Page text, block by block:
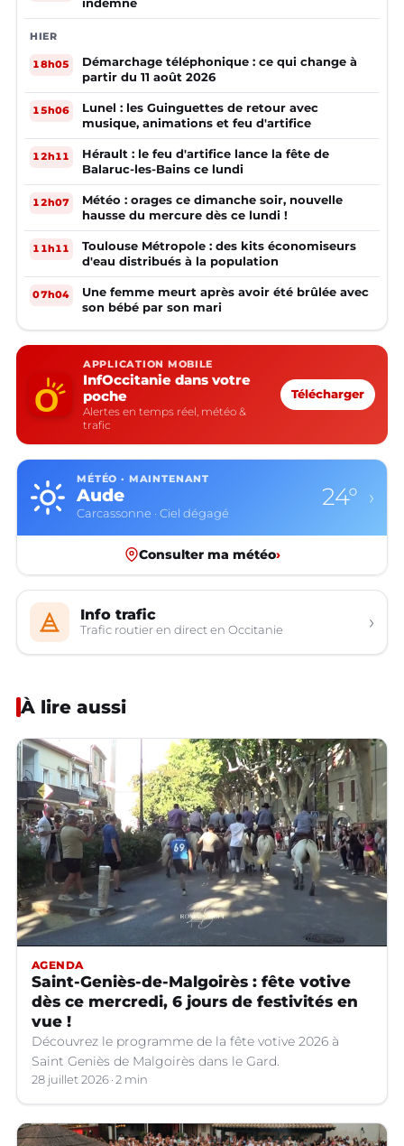
HIER
18h05
Démarchage téléphonique : ce qui change à
partir du 11 août 2026
15h06
Lunel : les Guinguettes de retour avec
musique, animations et feu d'artifice
12h11
Hérault : le feu d'artifice lance la fête de
Balaruc-les-Bains ce lundi
12h07
Météo : orages ce dimanche soir, nouvelle
hausse du mercure dès ce lundi !
11h11
Toulouse Métropole : des kits économiseurs
d'eau distribués à la population
07h04
Une femme meurt après avoir été brûlée avec
son bébé par son mari
APPLICATION MOBILE
InfOccitanie dans votre
poche
Alertes en temps réel, météo &
trafic
Télécharger
MÉTÉO · MAINTENANT
Aveyron
Rodez · Partiellement nuageux
19° ›
Consulter ma météo›
Info trafic
Trafic routier en direct en Occitanie ›
À lire aussi
AGENDA
Saint-Geniès-de-Malgoirès : fête votive
dès ce mercredi, 6 jours de festivités en
vue !
Découvrez le programme de la fête votive 2026 à
Saint Geniès de Malgoirès dans le Gard.
28 juillet 2026 2 min